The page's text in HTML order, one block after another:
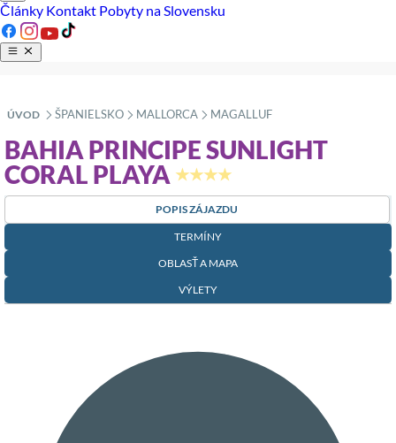
Články Kontakt Pobyty na Slovensku
ÚVOD »
ŠPANIELSKO »
MALLORCA »
MAGALLUF
BAHIA PRINCIPE SUNLIGHT
CORAL PLAYA ★★★★
POPIS ZÁJAZDU
TERMÍNY
OBLASŤ A MAPA
VÝLETY